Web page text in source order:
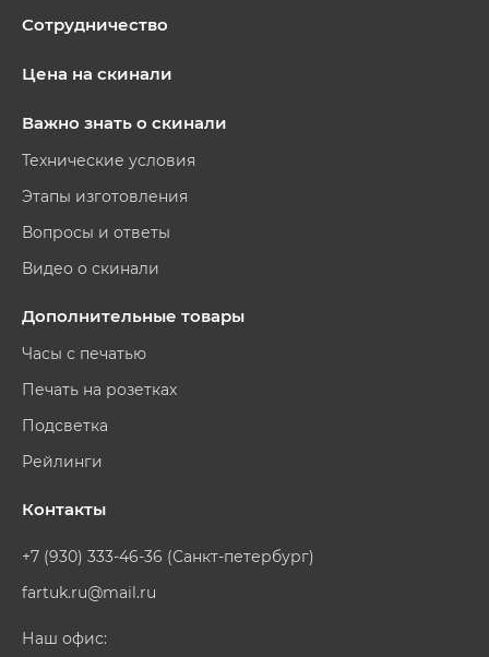
Сотрудничество
Цена на скинали
Важно знать о скинали
Технические условия
Этапы изготовления
Вопросы и ответы
Видео о скинали
Дополнительные товары
Часы с печатью
Печать на розетках
Подсветка
Рейлинги
Контакты
+7 (930) 333-46-36 (Санкт-петербург)
fartuk.ru@mail.ru
Наш офис: